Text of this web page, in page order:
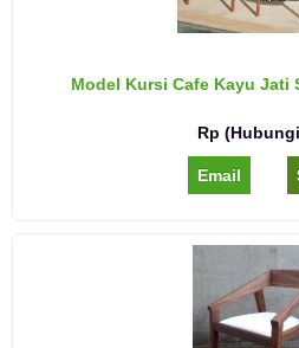
Model Kursi Cafe Kayu Jati
Rp
Email